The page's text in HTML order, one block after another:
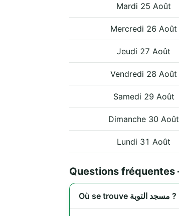
Mardi 25 Août
Mercredi 26 Août
Jeudi 27 Août
Vendredi 28 Août
Samedi 29 Août
Dimanche 30 Août
Lundi 31 Août
Où se trouve مسجد التوبة ?